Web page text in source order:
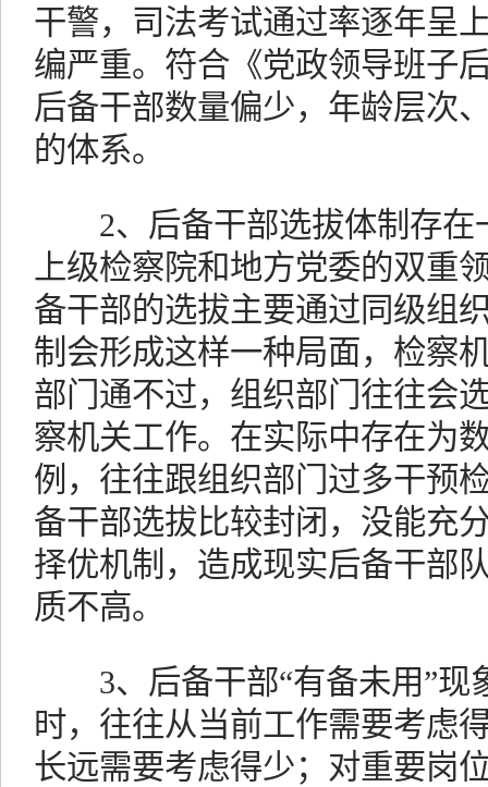
干警，司法考试通过率逐年呈
编严重。符合《党政领导班子
后备干部数量偏少，年龄层次
的体系。
2、后备干部选拔体制存在
上级检察院和地方党委的双重
备干部的选拔主要通过同级组
制会形成这样一种局面，检察
部门通不过，组织部门往往会
察机关工作。在实际中存在为
例，往往跟组织部门过多干预
备干部选拔比较封闭，没能充
择优机制，造成现实后备干部
质不高。
3、后备干部“有备未用”现
时，往往从当前工作需要考虑
长远需要考虑得少；对重要岗